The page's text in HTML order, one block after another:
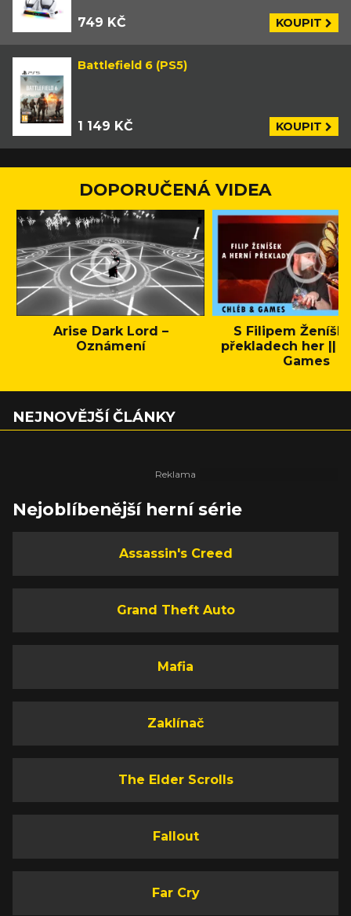
749 KČ KOUPIT
Battlefield 6 (PS5)
1 149 KČ KOUPIT
DOPORUČENÁ VIDEA
Arise Dark Lord –
Oznámení
S Filipem
překladech her ||
Games
NEJNOVĚJŠÍ ČLÁNKY
Nejoblíbenější herní série
Assassin's Creed
Grand Theft Auto
Mafia
Zaklínač
The Elder Scrolls
Fallout
Far Cry